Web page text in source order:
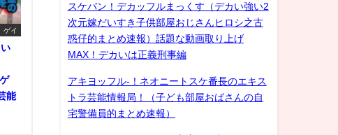
ゲイ
能
スケバン！デカッフルまっくす（デカい強い2
次元嫁だいすき子供部屋おじさんヒロシ之古
惑仔的まとめ速報）話題な動画取り上げ
MAX！デカいは正義刑事編
アキヨッフル-！ネオニートスケ番長のエキス
トラ芸能情報局！（子ども部屋おばさんの自
宅警備員的まとめ速報）